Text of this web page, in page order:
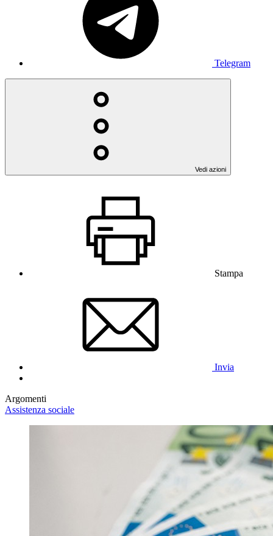
Telegram
Vedi azioni
Stampa
Invia
Argomenti
Assistenza sociale